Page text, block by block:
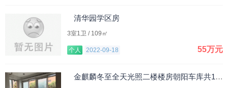
清华园学区房
3室1卫 / 109㎡
个人 2022-09-18 55万元
金麒麟冬至全天光照二楼楼房朝阳车库共142.27平米楼房出售